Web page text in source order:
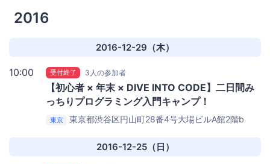
2016
2016-12-29（木）
10:00 受付終了 3人の参加者
【初心者 × 年末 × DIVE INTO CODE】二日間み
っちりプログラミング入門キャンプ！
東京
東京都渋谷区円山町28番4号大場ビルA館2階b
2016-12-25（日）